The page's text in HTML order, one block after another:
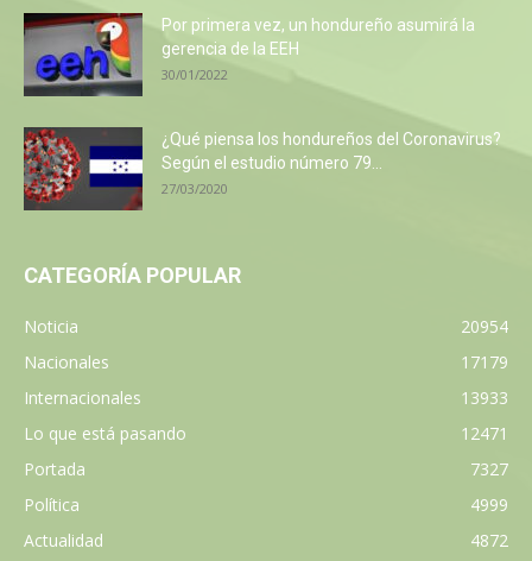
Por primera vez, un hondureño asumirá la
gerencia de la EEH
30/01/2022
¿Qué piensa los hondureños del Coronavirus?
Según el estudio número 79...
27/03/2020
CATEGORÍA POPULAR
Noticia
20954
Nacionales
17179
Internacionales
13933
Lo que está pasando
12471
Portada
7327
Política
4999
Actualidad
4872